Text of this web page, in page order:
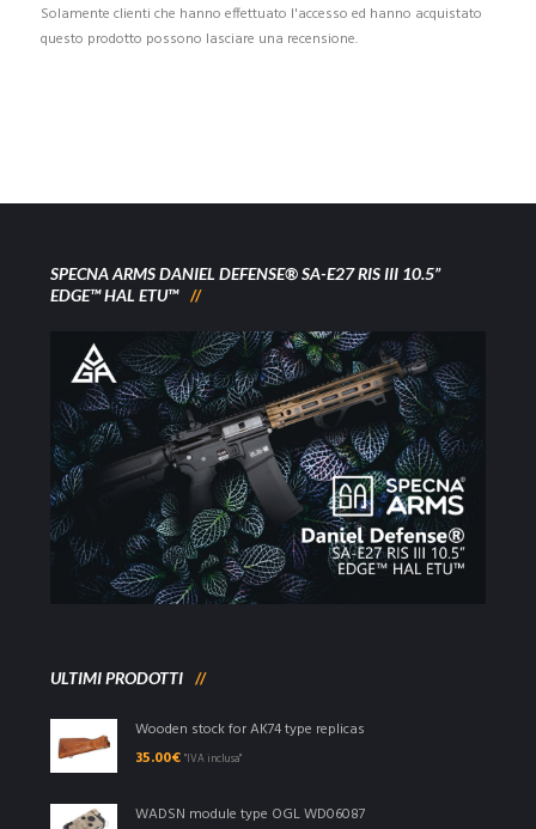
Solamente clienti che hanno effettuato l'accesso ed hanno acquistato
questo prodotto possono lasciare una recensione.
SPECNA ARMS DANIEL DEFENSE® SA-E27 RIS III 10.5”
EDGE™ HAL ETU™
ULTIMI PRODOTTI
Wooden stock for AK74 type replicas
35.00€ "IVA inclusa"
WADSN module type OGL WD06087